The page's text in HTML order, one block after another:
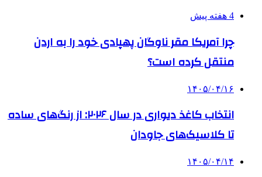
4 هفته پیش
چرا آمریکا مقر ناوگان پهپادی خود را به اردن
منتقل کرده است؟
۱۴۰۵/۰۴/۱۶
انتخاب کاغذ دیواری در سال ۲۰۲۶: از رنگ‌های ساده
تا کلاسیک‌های جاودان
۱۴۰۵/۰۴/۱۴